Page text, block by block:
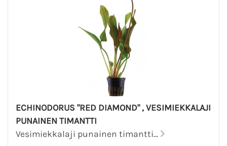
ECHINODORUS "RED DIAMOND" , VESIMIEKKALAJI
PUNAINEN TIMANTTI
Vesimiekkalaji punainen timantti...